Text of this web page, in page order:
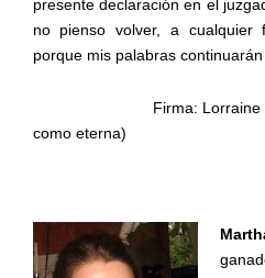
presente declaración en el
no pienso volver, a
porque mis palabras continuarán
Firma: Lorraine
como eterna)